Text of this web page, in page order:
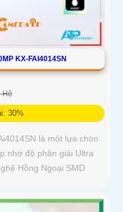
KX-FAI4014SN
Hệ
30%
là một lựa chọn
nhờ độ phân giải Ultra
Hồng Ngoại SMD